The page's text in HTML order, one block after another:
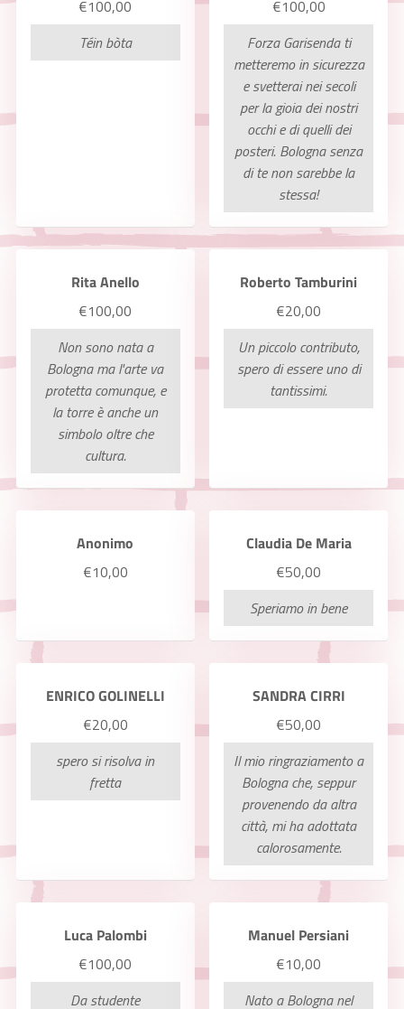
€100,00
Téin bòta
€100,00
Forza Garisenda ti
metteremo in sicurezza
e svetterai nei secoli
per la gioia dei nostri
occhi e di quelli dei
posteri. Bologna senza
di te non sarebbe la
stessa!
Rita Anello
€100,00
Non sono nata a
Bologna ma l'arte va
protetta comunque, e
la torre è anche un
simbolo oltre che
cultura.
Roberto Tamburini
€20,00
Un piccolo contributo,
spero di essere uno di
tantissimi.
Anonimo
€10,00
Claudia De Maria
€50,00
Speriamo in bene
ENRICO GOLINELLI
€20,00
spero si risolva in
fretta
SANDRA CIRRI
€50,00
Il mio ringraziamento a
Bologna che, seppur
provenendo da altra
città, mi ha adottata
calorosamente.
Luca Palombi
€100,00
Da studente
Manuel Persiani
€10,00
Nato a Bologna nel